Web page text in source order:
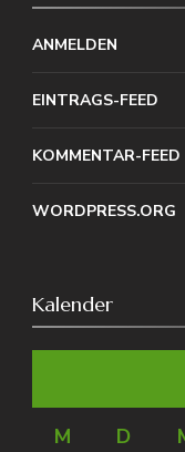
ANMELDEN
EINTRAGS-FEED
KOMMENTAR-FEED
WORDPRESS.ORG
Kalender
M D